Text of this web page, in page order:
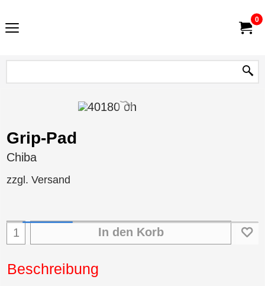
0
Grip-Pad
Chiba
zzgl. Versand
In den Korb
Beschreibung